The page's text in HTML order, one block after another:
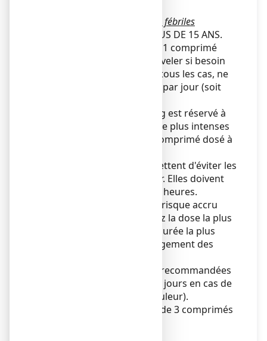
Affections douloureuses et/ou fébriles
RESERVE A L'ADULTE DE PLUS DE 15 ANS.
La posologie usuelle est de 1 comprimé
(400 mg) par prise, à renouveler si besoin
au bout de 6 heures. Dans tous les cas, ne
pas dépasser 3 comprimés par jour (soit
Le comprimé dosé à 400 mg est réservé à
des douleurs ou à une fièvre plus intenses
ou non soulagées par un comprimé dosé à
Les prises régulières permettent d'éviter les
pics de fièvre ou de douleur. Elles doivent
être espacées d'au moins 6 heures.
Le sujet âgé présentant un risque accru
d'effets indésirables, utilisez la dose la plus
faible possible pendant la durée la plus
courte nécessaire au soulagement des
Ne pas dépasser les doses recommandées
ni la durée de traitement (3 jours en cas de
fièvre, 5 jours en cas de douleur).
La posologie maximale est de 3 comprimés